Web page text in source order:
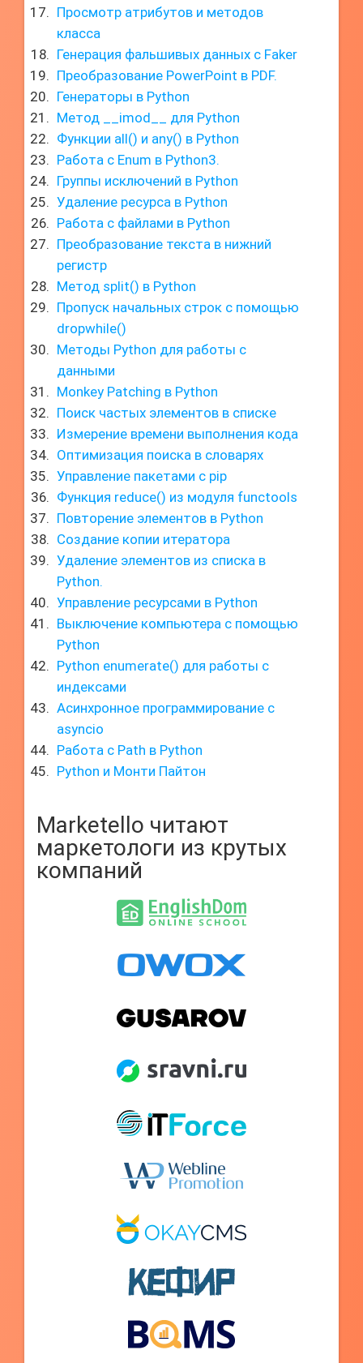
Просмотр атрибутов и методов
класса
Генерация фальшивых данных с Faker
Преобразование PowerPoint в PDF.
Генераторы в Python
Метод __imod__ для Python
Функции all() и any() в Python
Работа с Enum в Python3.
Группы исключений в Python
Удаление ресурса в Python
Работа с файлами в Python
Преобразование текста в нижний
регистр
Метод split() в Python
Пропуск начальных строк с помощью
dropwhile()
Методы Python для работы с
данными
Monkey Patching в Python
Поиск частых элементов в списке
Измерение времени выполнения кода
Оптимизация поиска в словарях
Управление пакетами с pip
Функция reduce() из модуля functools
Повторение элементов в Python
Создание копии итератора
Удаление элементов из списка в
Python.
Управление ресурсами в Python
Выключение компьютера с помощью
Python
Python enumerate() для работы с
индексами
Асинхронное программирование с
asyncio
Работа с Path в Python
Python и Монти Пайтон
Marketello читают
маркетологи из крутых
компаний